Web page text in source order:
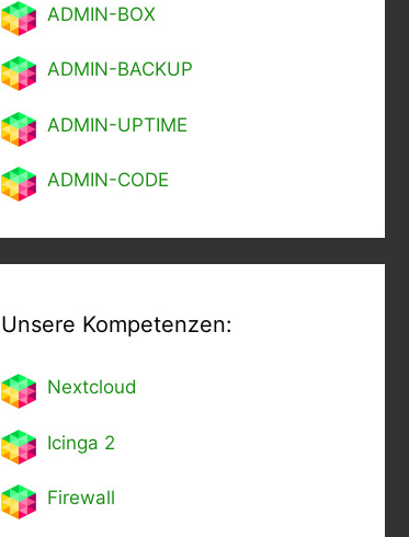
ADMIN-BOX
ADMIN-BACKUP
ADMIN-UPTIME
ADMIN-CODE
Unsere Kompetenzen:
Nextcloud
Icinga 2
Firewall